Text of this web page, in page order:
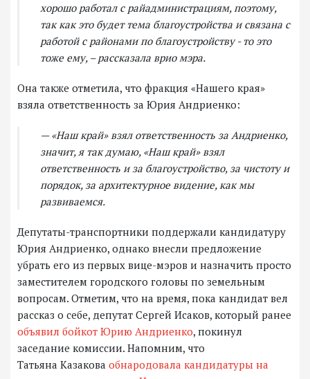
хорошо работал с райадминистрациям, поэтому,
так как это будет тема благоустройства и связана с
работой с районами по благоустройству - то это
тоже ему, – рассказала врио мэра.
Она также отметила, что фракция «Нашего края»
взяла ответственность за Юрия Андриенко:
— «Наш край» взял ответственность за Андриенко,
значит, я так думаю, «Наш край» взял
ответственность и за благоустройство, за чистоту и
порядок, за архитектурное видение, как мы
развиваемся.
Депутаты-транспортники поддержали кандидатуру
Юрия Андриенко, однако внесли предложение
убрать его из первых вице-мэров и назначить просто
заместителем городского головы по земельным
вопросам. Отметим, что на время, пока кандидат вел
рассказ о себе, депутат Сергей Исаков, который ранее
объявил бойкот Юрию Андриенко, покинул
заседание комиссии. Напомним, что
Татьяна Казакова обнародовала кандидатуры на